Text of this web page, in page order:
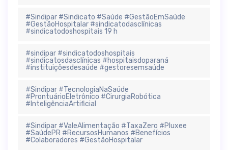
#Sindipar #Sindicato #Saúde #GestãoEmSaúde
#GestãoHospitalar #sindicatodasclínicas
#sindicatodoshospitais 19 h
#sindipar #sindicatodoshospitais
#sindicatosdasclínicas #hospitaisdoparaná
#instituiçõesdesaúde #gestoresemsaúde
#Sindipar #TecnologiaNaSaúde
#ProntuárioEletrônico #CirurgiaRobótica
#InteligênciaArtificial
#Sindipar #ValeAlimentação #TaxaZero #Pluxee
#SaúdePR #RecursosHumanos #Benefícios
#Colaboradores #GestãoHospitalar